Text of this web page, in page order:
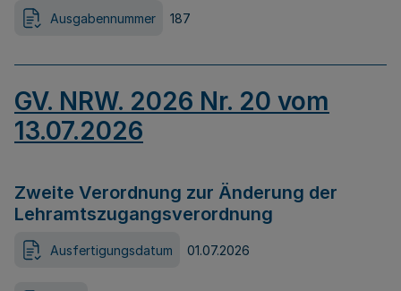
Ausgabennummer 187
GV. NRW. 2026 Nr. 20 vom
13.07.2026
Zweite Verordnung zur Änderung der
Lehramtszugangsverordnung
Ausfertigungsdatum 01.07.2026